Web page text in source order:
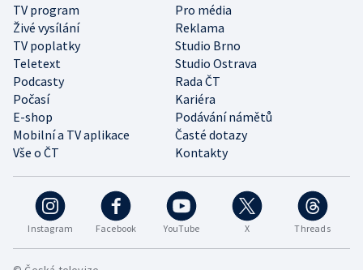
Instagram Facebook YouTube X Threads
TV program
Pro média
Živé vysílání
Reklama
TV poplatky
Studio Brno
Teletext
Studio Ostrava
Podcasty
Rada ČT
Počasí
Kariéra
E-shop
Podávání námětů
Mobilní a TV aplikace
Časté dotazy
Vše o ČT
Kontakty